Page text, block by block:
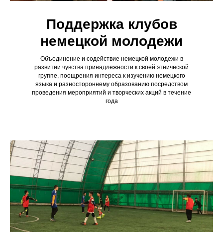
Поддержка клубов
немецкой молодежи
Объединение и содействие немецкой молодежи в
развитии чувства принадлежности к своей этнической
группе, поощрения интереса к изучению немецкого
языка и разностороннему образованию посредством
проведения мероприятий и творческих акций в течение
года